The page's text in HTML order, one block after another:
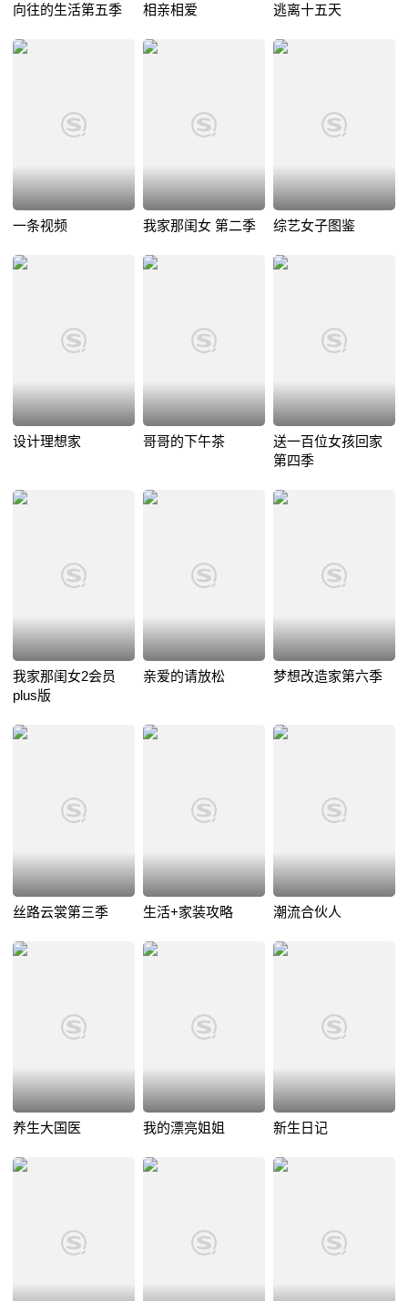
向往的生活第五季 相亲相爱 逃离十五天
一条视频 我家那闺女 第二季 综艺女子图鉴
设计理想家 哥哥的下午茶
送一百位女孩回家
第四季
我家那闺女2会员
plus版
亲爱的请放松 梦想改造家第六季
丝路云裳第三季 生活+家装攻略 潮流合伙人
养生大国医 我的漂亮姐姐 新生日记